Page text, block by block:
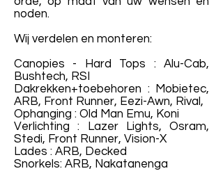
noden.
Wij verdelen en monteren:
Canopies - Hard Tops : Alu-Cab,
Bushtech, RSI
Dakrekken+toebehoren : Mobietec,
ARB, Front Runner, Eezi-Awn, Rival,
Ophanging : Old Man Emu, Koni
Verlichting : Lazer Lights, Osram,
Stedi, Front Runner, Vision-X
Lades : ARB, Decked
Snorkels: ARB, Nakatanenga